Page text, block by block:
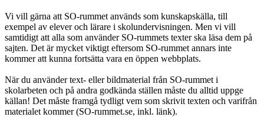
Vi vill gärna att SO-rummet används som kunskapskälla, till
exempel av elever och lärare i skolundervisningen. Men vi vill
samtidigt att alla som använder SO-rummets texter ska läsa dem på
sajten. Det är mycket viktigt eftersom SO-rummet annars inte
kommer att kunna fortsätta vara en öppen webbplats.
När du använder text- eller bildmaterial från SO-rummet i
skolarbeten och på andra godkända ställen måste du alltid uppge
källan! Det måste framgå tydligt vem som skrivit texten och varifrån
materialet kommer (SO-rummet.se, inkl. länk).